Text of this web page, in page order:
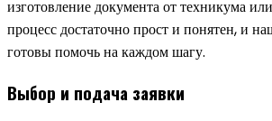
изготовление документа от техникума
процесс достаточно прост и понятен, и
готовы помочь на каждом шагу.
Выбор и подача заявки